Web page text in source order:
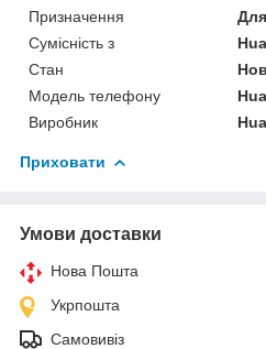
Призначення
Сумісність з
Стан
Модель телефону
Виробник
Приховати
Умови доставки
Нова Пошта
Укрпошта
Самовивіз